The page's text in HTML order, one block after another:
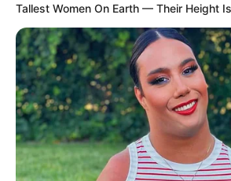
Men 45+ Are Trying This To
MEDVI
Tallest Women On Earth — Their Height